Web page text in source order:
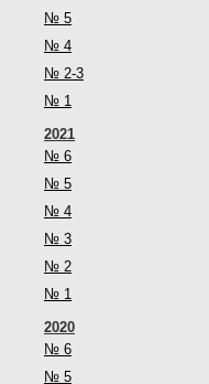
№ 5
№ 4
№ 2-3
№ 1
2021
№ 6
№ 5
№ 4
№ 3
№ 2
№ 1
2020
№ 6
№ 5